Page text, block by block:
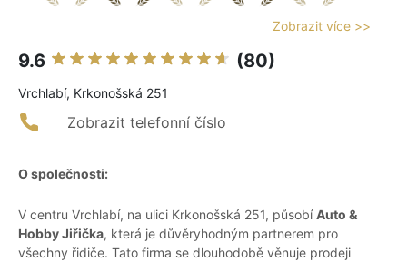
Zobrazit více >>
9.6 (80)
Vrchlabí, Krkonošská 251
Zobrazit telefonní číslo
O společnosti:
V centru Vrchlabí, na ulici Krkonošská 251, působíAuto &
Hobby Jiřička, která je důvěryhodným partnerem pro
všechny řidiče. Tato firma se dlouhodobě věnuje prodeji